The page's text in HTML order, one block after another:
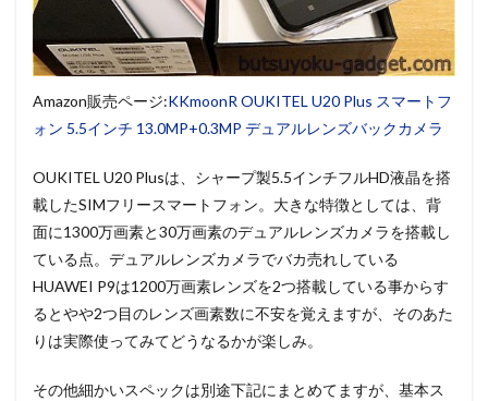
Amazon販売ページ:KKmoonR OUKITEL U20 Plus スマートフ
ォン 5.5インチ 13.0MP+0.3MP デュアルレンズバックカメラ
OUKITEL U20 Plusは、シャープ製5.5インチフルHD液晶を搭
載したSIMフリースマートフォン。大きな特徴としては、背
面に1300万画素と30万画素のデュアルレンズカメラを搭載し
ている点。デュアルレンズカメラでバカ売れしている
HUAWEI P9は1200万画素レンズを2つ搭載している事からす
るとやや2つ目のレンズ画素数に不安を覚えますが、そのあた
りは実際使ってみてどうなるかが楽しみ。
その他細かいスペックは別途下記にまとめてますが、基本ス